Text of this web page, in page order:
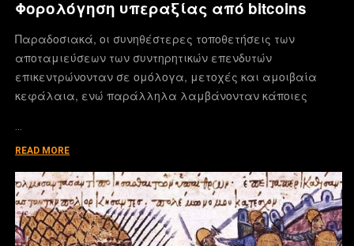
Φορολόγηση υπεραξίας από bitcoins
Παραδοσιακά, οι συνηθέστερες τοποθετήσεις των
αποταμιεύσεων των συντηρητικών επενδυτών
επικεντρώνονταν σε ομόλογα, μετοχές και αμοιβαία
κεφάλαια, ενώ παράλληλα λαμβάνονταν κάποιες
READ MORE